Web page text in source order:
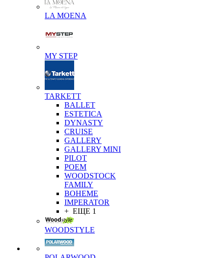
LA MOENA
MY STEP
TARKETT
BALLET
ESTETICA
DYNASTY
CRUISE
GALLERY
GALLERY MINI
PILOT
POEM
WOODSTOCK
FAMILY
BOHEME
IMPERATOR
+ ЕЩЕ 1
WOODSTYLE